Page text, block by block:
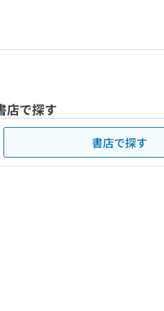
店で探す
書店で探す